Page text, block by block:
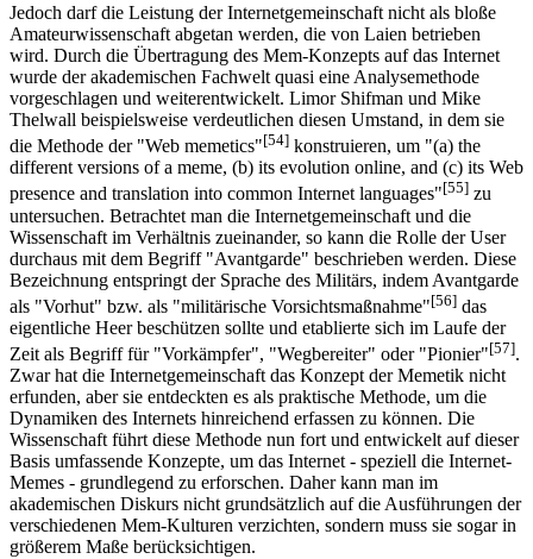
Jedoch darf die Leistung der Internetgemeinschaft nicht als bloße
Amateurwissenschaft abgetan werden, die von Laien betrieben
wird. Durch die Übertragung des Mem-Konzepts auf das Internet
wurde der akademischen Fachwelt quasi eine Analysemethode
vorgeschlagen und weiterentwickelt. Limor Shifman und Mike
Thelwall beispielsweise verdeutlichen diesen Umstand, in dem sie
die Methode der "Web memetics"[54] konstruieren, um "(a) the
different versions of a meme, (b) its evolution online, and (c) its Web
presence and translation into common Internet languages"[55] zu
untersuchen. Betrachtet man die Internetgemeinschaft und die
Wissenschaft im Verhältnis zueinander, so kann die Rolle der User
durchaus mit dem Begriff "Avantgarde" beschrieben werden. Diese
Bezeichnung entspringt der Sprache des Militärs, indem Avantgarde
als "Vorhut" bzw. als "militärische Vorsichtsmaßnahme"[56] das
eigentliche Heer beschützen sollte und etablierte sich im Laufe der
Zeit als Begriff für "Vorkämpfer", "Wegbereiter" oder "Pionier"[57].
Zwar hat die Internetgemeinschaft das Konzept der Memetik nicht
erfunden, aber sie entdeckten es als praktische Methode, um die
Dynamiken des Internets hinreichend erfassen zu können. Die
Wissenschaft führt diese Methode nun fort und entwickelt auf dieser
Basis umfassende Konzepte, um das Internet - speziell die Internet-
Memes - grundlegend zu erforschen. Daher kann man im
akademischen Diskurs nicht grundsätzlich auf die Ausführungen der
verschiedenen Mem-Kulturen verzichten, sondern muss sie sogar in
größerem Maße berücksichtigen.